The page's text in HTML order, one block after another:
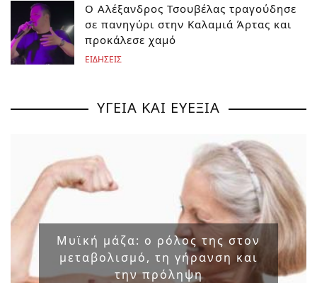
Ο Αλέξανδρος Τσουβέλας τραγούδησε
σε πανηγύρι στην Καλαμιά Άρτας και
προκάλεσε χαμό
ΕΙΔΗΣΕΙΣ
ΥΓΕΙΑ ΚΑΙ ΕΥΕΞΙΑ
Μυϊκή μάζα: ο ρόλος της στον
μεταβολισμό, τη γήρανση και
την πρόληψη